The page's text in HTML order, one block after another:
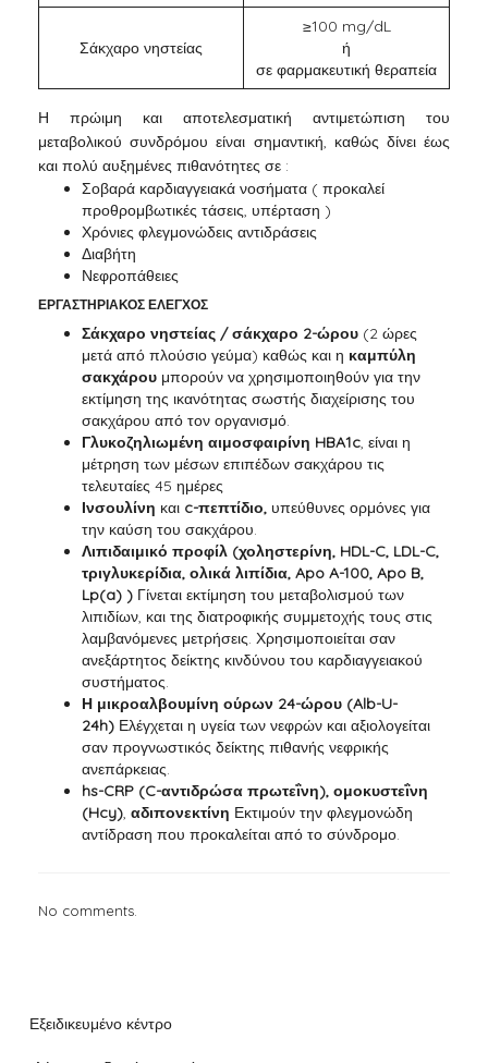
Σάκχαρο νηστείας
≥100 mg/dL
ή
σε φαρμακευτική θεραπεία
Η πρώιμη και αποτελεσματική αντιμετώπιση του
μεταβολικού συνδρόμου είναι σημαντική, καθώς δίνει έως
και πολύ αυξημένες πιθανότητες σε :
Σοβαρά καρδιαγγειακά νοσήματα ( προκαλεί
προθρομβωτικές τάσεις, υπέρταση )
Χρόνιες φλεγμονώδεις αντιδράσεις
Διαβήτη
Νεφροπάθειες
ΕΡΓΑΣΤΗΡΙΑΚΟΣ ΕΛΕΓΧΟΣ
Σάκχαρο νηστείας / σάκχαρο 2-ώρου (2 ώρες
μετά από πλούσιο γεύμα) καθώς και η καμπύλη
σακχάρου μπορούν να χρησιμοποιηθούν για την
εκτίμηση της ικανότητας σωστής διαχείρισης του
σακχάρου από τον οργανισμό.
Γλυκοζηλιωμένη αιμοσφαιρίνη HBA1c, είναι η
μέτρηση των μέσων επιπέδων σακχάρου τις
τελευταίες 45 ημέρες
Ινσουλίνη και c-πεπτίδιο, υπεύθυνες ορμόνες για
την καύση του σακχάρου.
Λιπιδαιμικό προφίλ (χοληστερίνη, HDL-C, LDL-C,
τριγλυκερίδια, ολικά λιπίδια, Apo A-100, Apo B,
Lp(a) ) Γίνεται εκτίμηση του μεταβολισμού των
λιπιδίων, και της διατροφικής συμμετοχής τους στις
λαμβανόμενες μετρήσεις. Χρησιμοποιείται σαν
ανεξάρτητος δείκτης κινδύνου του καρδιαγγειακού
συστήματος.
Η μικροαλβουμίνη ούρων 24-ώρου (Alb-U-
24h) Ελέγχεται η υγεία των νεφρών και αξιολογείται
σαν προγνωστικός δείκτης πιθανής νεφρικής
ανεπάρκειας.
hs-CRP (C-αντιδρώσα πρωτεΐνη), ομοκυστεΐνη
(Hcy), αδιπονεκτίνη Εκτιμούν την φλεγμονώδη
αντίδραση που προκαλείται από το σύνδρομο.
No comments.
Εξειδικευμένο κέντρο